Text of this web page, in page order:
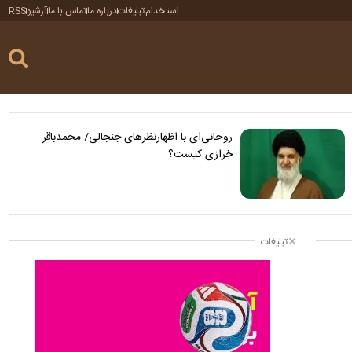
استخدامتبلیغاتدرباره ماتماس با ماآرشیوRSS
روحانی‌ای با اظهارنظرهای جنجالی/ محمدباقر
خرازی کیست؟
تبلیغات